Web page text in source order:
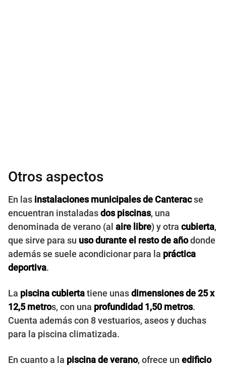
Otros aspectos
En las instalaciones municipales de Canteracse
encuentran instaladasdos piscinas, una
denominada de verano (al aire libre) y otra cubierta,
que sirve para su uso durante el resto de añodonde
además se suele acondicionar para la práctica
deportiva.
La piscina cubiertatiene unasdimensiones de 25 x
12,5 metros, con una profundidad 1,50 metros.
Cuenta además con 8 vestuarios, aseos y duchas
para la piscina climatizada.
En cuanto a la piscina de verano, ofrece un edificio